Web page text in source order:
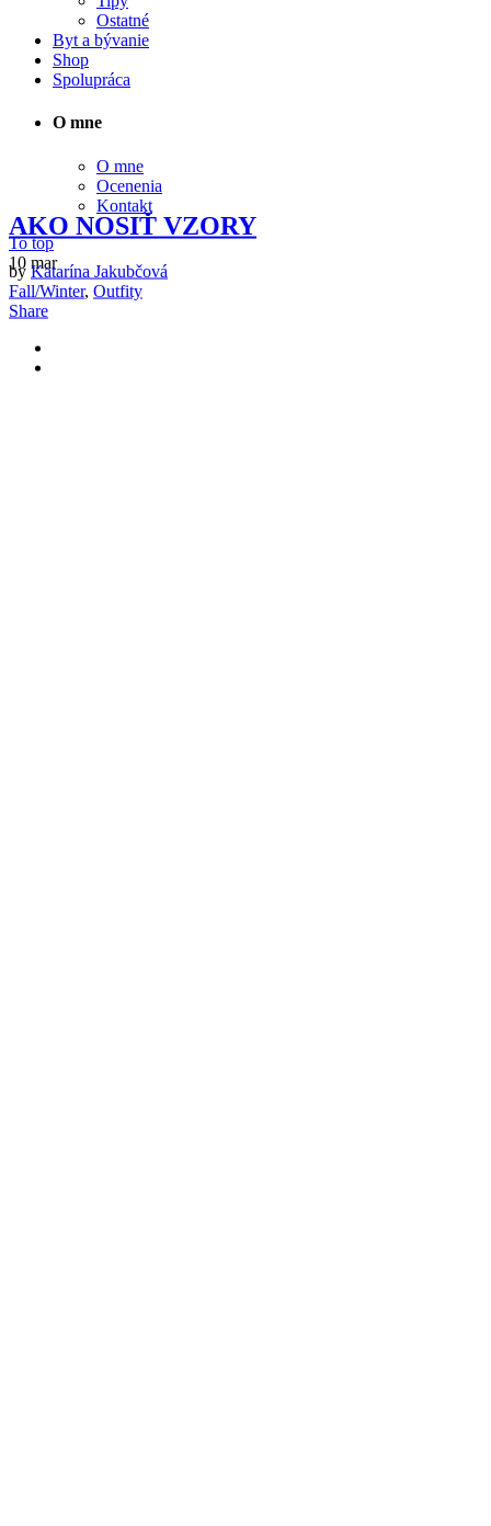
Ostatné
Byt a bývanie
Shop
Spolupráca
O mne
O mne
Ocenenia
Kontakt
To top
10 mar
AKO NOSIŤ VZORY
by Katarína Jakubčová
Fall/Winter, Outfity
Share